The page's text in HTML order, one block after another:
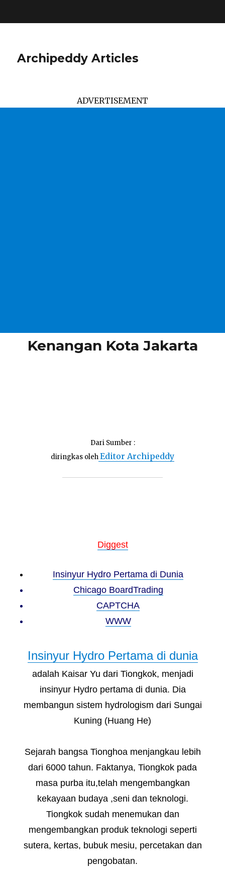
Archipeddy Articles
ADVERTISEMENT
Kenangan Kota Jakarta
Dari Sumber :
diringkas olehEditor Archipeddy
Diggest
Insinyur Hydro Pertama di Dunia
Chicago BoardTrading
CAPTCHA
WWW
Insinyur Hydro Pertama di dunia
adalah Kaisar Yu dari Tiongkok, menjadi
insinyur Hydro pertama di dunia. Dia
membangun sistem hydrologism dari Sungai
Kuning (Huang He)
Sejarah bangsa Tionghoa menjangkau lebih
dari 6000 tahun. Faktanya, Tiongkok pada
masa purba itu,telah mengembangkan
kekayaan budaya ,seni dan teknologi.
Tiongkok sudah menemukan dan
mengembangkan produk teknologi seperti
sutera, kertas, bubuk mesiu, percetakan dan
pengobatan.